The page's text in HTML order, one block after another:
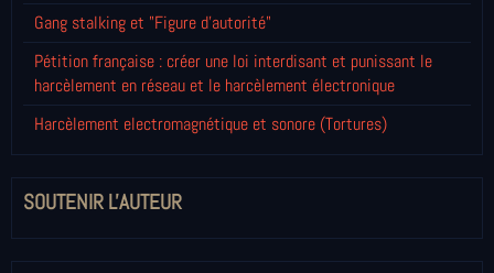
Gang stalking et "Figure d'autorité"
Pétition française : créer une loi interdisant et punissant le
harcèlement en réseau et le harcèlement électronique
Harcèlement electromagnétique et sonore (Tortures)
SOUTENIR L'AUTEUR